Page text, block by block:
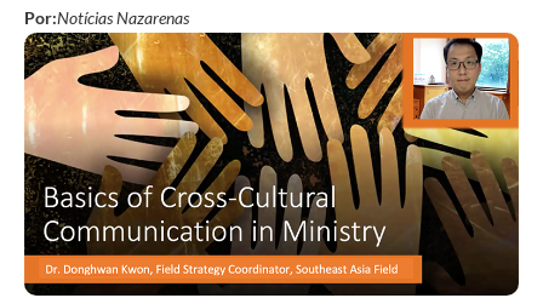
Por:Notícias Nazarenas